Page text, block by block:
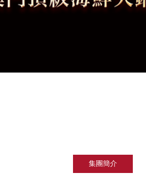
集團簡介